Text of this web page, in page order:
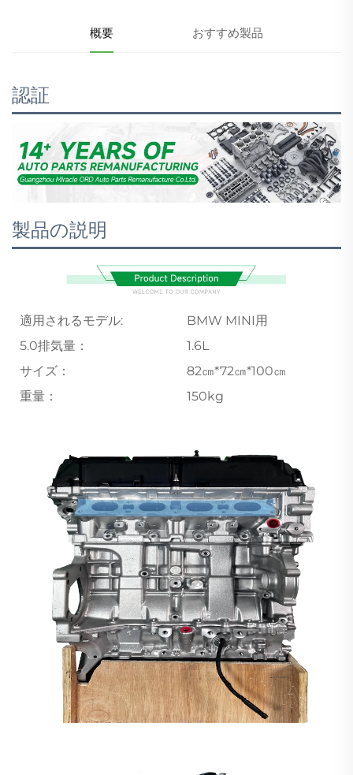
概要 おすすめ製品
認証
製品の説明
適用されるモデル:
BMW MINI用
5.0排気量：
1.6L
サイズ：
82㎝*72㎝*100㎝
重量：
150kg